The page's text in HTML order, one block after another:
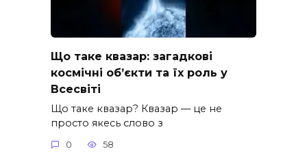
Що таке квазар: загадкові
космічні об’єкти та їх роль у
Всесвіті
Що таке квазар? Квазар — це не
просто якесь слово з
0 58